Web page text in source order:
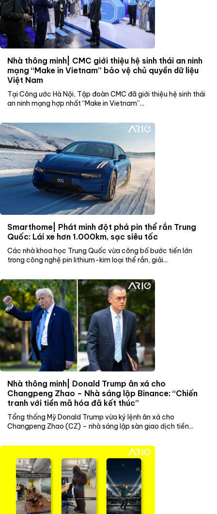
Nhà thông minh| CMC giới thiệu hệ sinh thái an ninh
mạng “Make in Vietnam” bảo vệ chủ quyền dữ liệu
Việt Nam
Tại Công ước Hà Nội, Tập đoàn CMC đã giới thiệu hệ sinh thái
an ninh mạng hợp nhất “Make in Vietnam”...
Smarthome| Phát minh đột phá pin thể rắn Trung
Quốc: Lái xe hơn 1.000km, sạc siêu tốc
Các nhà khoa học Trung Quốc vừa công bố bước tiến lớn
trong công nghệ pin lithium-kim loại thể rắn, giải...
Nhà thông minh| Donald Trump ân xá cho
Changpeng Zhao – Nhà sáng lập Binance: “Chiến
tranh với tiền mã hóa đã kết thúc”
Tổng thống Mỹ Donald Trump vừa ký lệnh ân xá cho
Changpeng Zhao (CZ) – nhà sáng lập sàn giao dịch tiền...